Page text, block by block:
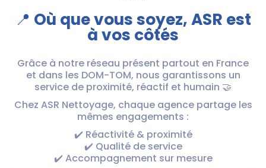
📍 Où que vous soyez, ASR est
à vos côtés
Grâce à notre réseau présent partout en France
et dans les DOM-TOM, nous garantissons un
service de proximité, réactif et humain 🤝
Chez ASR Nettoyage, chaque agence partage les
mêmes engagements :
✔️ Réactivité & proximité
✔️ Qualité de service
✔️ Accompagnement sur mesure